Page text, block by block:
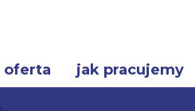
oferta jak pracujemy